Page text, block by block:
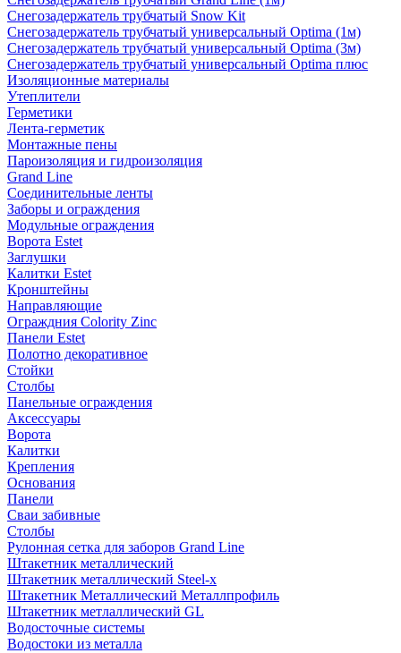
Снегозадержатель трубчатый Snow Kit
Снегозадержатель трубчатый универсальный Optima (1м)
Снегозадержатель трубчатый универсальный Optima (3м)
Снегозадержатель трубчатый универсальный Optima плюс
Изоляционные материалы
Утеплители
Герметики
Лента-герметик
Монтажные пены
Пароизоляция и гидроизоляция
Grand Line
Соединительные ленты
Заборы и ограждения
Модульные ограждения
Ворота Estet
Заглушки
Калитки Estet
Кронштейны
Направляющие
Ограждния Colority Zinc
Панели Estet
Полотно декоративное
Стойки
Столбы
Панельные ограждения
Аксессуары
Ворота
Калитки
Крепления
Основания
Панели
Сваи забивные
Столбы
Рулонная сетка для заборов Grand Line
Штакетник металлический
Штакетник металлический Steel-x
Штакетник Металлический Металлпрофиль
Штакетник метлаллический GL
Водосточные системы
Водостоки из металла